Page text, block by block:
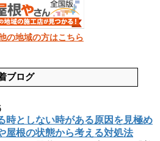
の地域の方はこちら
ブログ
時としない時がある原因を見極め
屋根の状態から考える対処法